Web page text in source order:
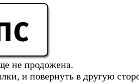
не продожена.
и повернуть в другую